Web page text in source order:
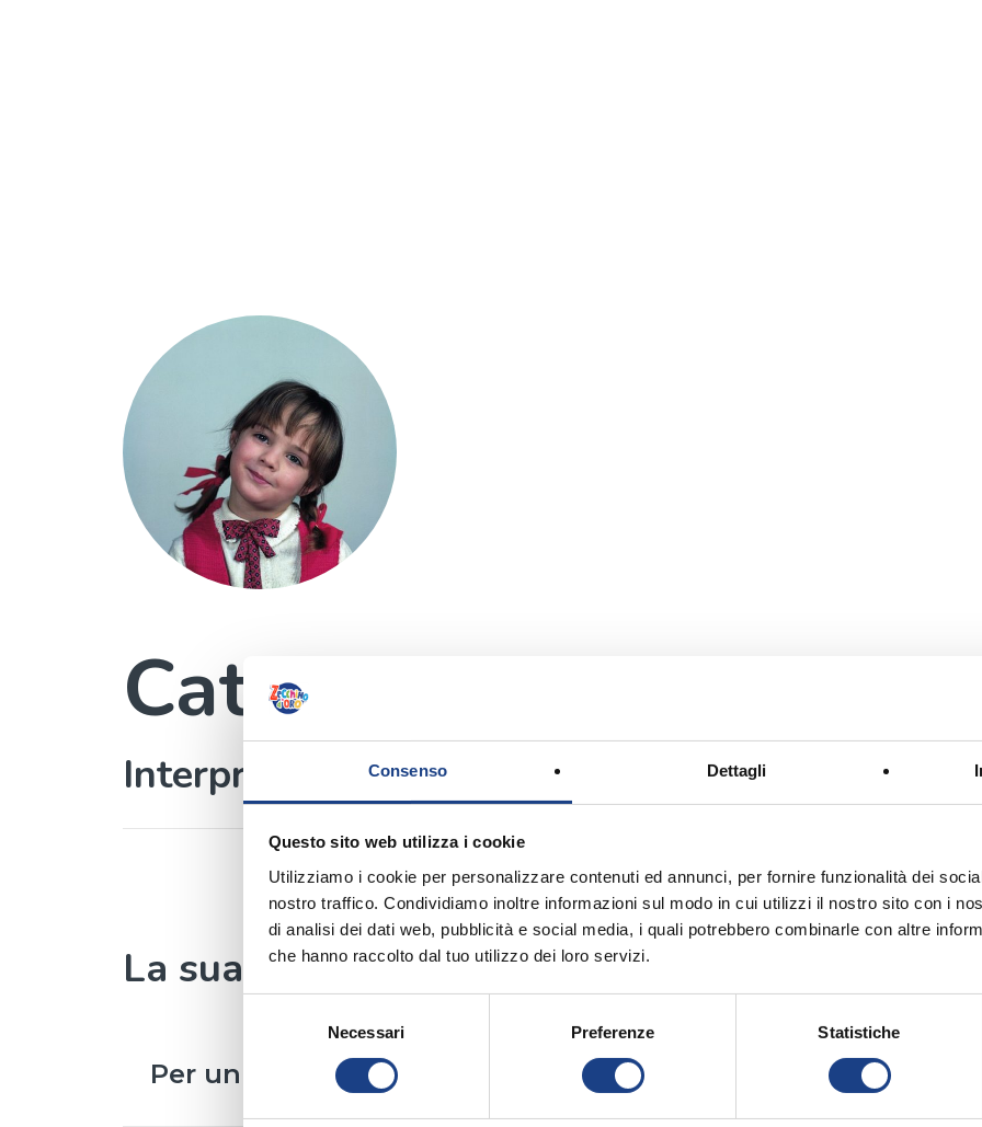
Consenso Dettagli
Questo sito web utilizza i cookie
Utilizziamo i cookie per personalizzare contenuti ed annunci, per fornire funzionalità dei
nostro traffico. Condividiamo inoltre informazioni sul modo in cui utilizzi il nostro sito con i
di analisi dei dati web, pubblicità e social media, i quali potrebbero combinarle con altre
che hanno raccolto dal tuo utilizzo dei loro servizi.
Necessari Preferenze Statistiche
Catia Gazzotti
Interprete
La sua canzone
Per un bicchier di vino 12° Zecchino d'Oro
Interprete / Catia Gazzotti
1970